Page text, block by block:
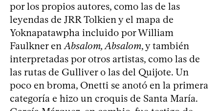
por los propios autores, como las de las
leyendas de JRR Tolkien y el mapa de
Yoknapatawpha incluido por William
Faulkner enAbsalom, Absalom, y también
interpretadas por otros artistas, como las de
las rutas de Gulliver o las del Quijote. Un
poco en broma, Onetti se anotó en la primera
categoría e hizo un croquis de Santa María.